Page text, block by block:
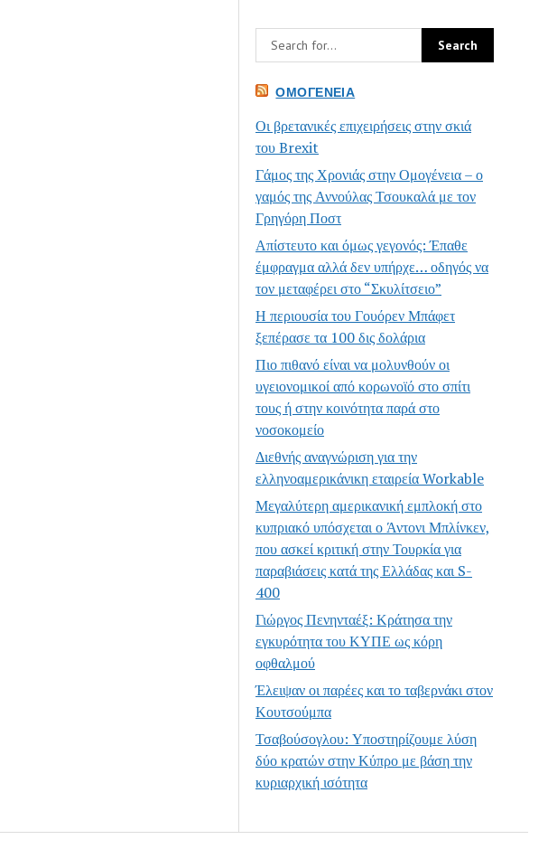
ΟΜΟΓΈΝΕΙΑ
Οι βρετανικές επιχειρήσεις στην σκιά
του Brexit
Γάμος της Χρονιάς στην Ομογένεια – ο
γαμός της Αννούλας Τσουκαλά με τον
Γρηγόρη Ποστ
Απίστευτο και όμως γεγονός: Έπαθε
έμφραγμα αλλά δεν υπήρχε… οδηγός να
τον μεταφέρει στο “Σκυλίτσειο”
Η περιουσία του Γουόρεν Μπάφετ
ξεπέρασε τα 100 δις δολάρια
Πιο πιθανό είναι να μολυνθούν οι
υγειονομικοί από κορωνοϊό στο σπίτι
τους ή στην κοινότητα παρά στο
νοσοκομείο
Διεθνής αναγνώριση για την
ελληνοαμερικάνικη εταιρεία Workable
Μεγαλύτερη αμερικανική εμπλοκή στο
κυπριακό υπόσχεται ο Άντονι Μπλίνκεν,
που ασκεί κριτική στην Τουρκία για
παραβιάσεις κατά της Ελλάδας και S-
400
Γιώργος Πενηνταέξ: Κράτησα την
εγκυρότητα του ΚΥΠΕ ως κόρη
οφθαλμού
Έλειψαν οι παρέες και το ταβερνάκι στον
Κουτσούμπα
Τσαβούσογλου: Υποστηρίζουμε λύση
δύο κρατών στην Κύπρο με βάση την
κυριαρχική ισότητα